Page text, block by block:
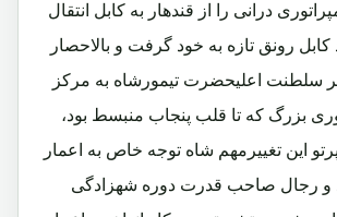
درانی را از قندهار به کابل انتقال
کابل رونق تازه به خود گرفت و بالاحصار
سلطنت اعلیحضرت تیمورشاه به مرکز
بزرگ که تا قلب پنجاب منبسط بود،
این تغییرمهم شاه توجه خاص به اعمار
و رجال صاحب قدرت دوره شهزادگی